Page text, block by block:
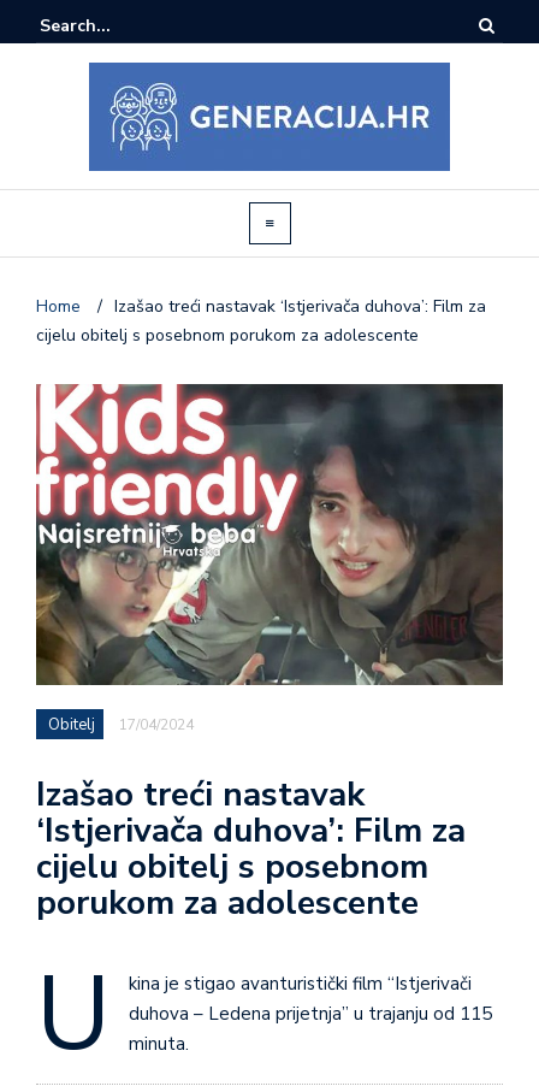
Home / Izašao treći nastavak ‘Istjerivača duhova’: Film za
cijelu obitelj s posebnom porukom za adolescente
Obitelj 17/04/2024
Izašao treći nastavak
‘Istjerivača duhova’: Film za
cijelu obitelj s posebnom
porukom za adolescente
U
kina je stigao avanturistički film “Istjerivači
duhova – Ledena prijetnja” u trajanju od 115
minuta.